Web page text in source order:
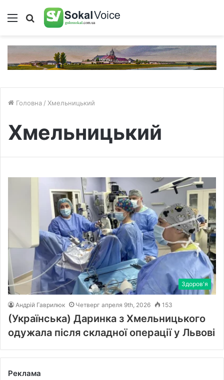
Меню Пошук
Головна / Хмельницький
Хмельницький
Здоров'я
Андрій Гаврилюк Четверг апреля 9th, 2026 153
(Українська) Даринка з Хмельницького
одужала після складної операції у Львові
Реклама